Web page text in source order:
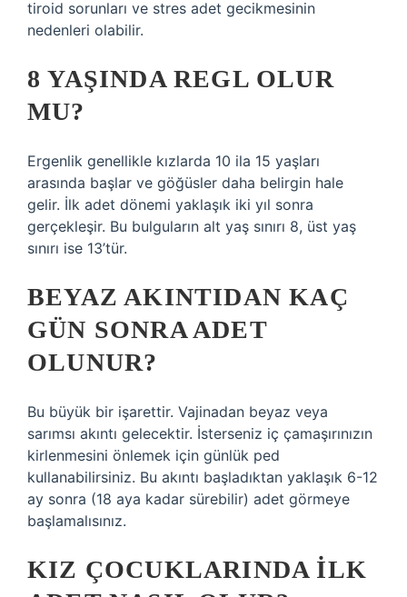
tiroid sorunları ve stres adet gecikmesinin
nedenleri olabilir.
8 YAŞINDA REGL OLUR
MU?
Ergenlik genellikle kızlarda 10 ila 15 yaşları
arasında başlar ve göğüsler daha belirgin hale
gelir. İlk adet dönemi yaklaşık iki yıl sonra
gerçekleşir. Bu bulguların alt yaş sınırı 8, üst yaş
sınırı ise 13’tür.
BEYAZ AKINTIDAN KAÇ
GÜN SONRA ADET
OLUNUR?
Bu büyük bir işarettir. Vajinadan beyaz veya
sarımsı akıntı gelecektir. İsterseniz iç çamaşırınızın
kirlenmesini önlemek için günlük ped
kullanabilirsiniz. Bu akıntı başladıktan yaklaşık 6-12
ay sonra (18 aya kadar sürebilir) adet görmeye
başlamalısınız.
KIZ ÇOCUKLARINDA ILK